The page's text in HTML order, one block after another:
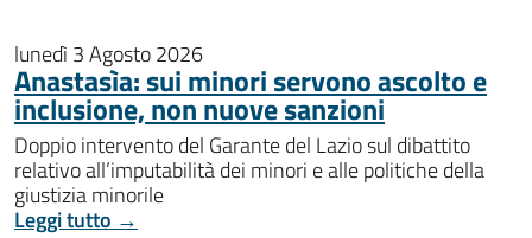
lunedì 3 Agosto 2026
Anastasìa: sui minori servono ascolto e
inclusione, non nuove sanzioni
Doppio intervento del Garante del Lazio sul dibattito
relativo all’imputabilità dei minori e alle politiche della
giustizia minorile
Leggi tutto →